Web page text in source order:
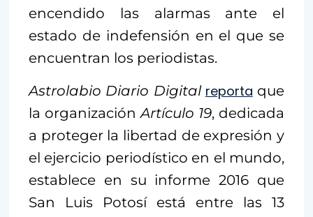
encendido las alarmas ante el
estado de indefensión en el que se
encuentran los periodistas.
Astrolabio Diario Digital reporta que
la organizaciónArtículo 19, dedicada
a proteger la libertad de expresión y
el ejercicio periodístico en el mundo,
establece en su informe 2016 que
San Luis Potosí está entre las 13